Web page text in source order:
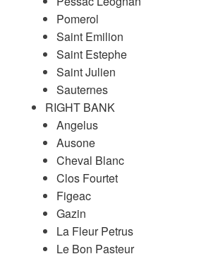
Pomerol
Saint Emilion
Saint Estephe
Saint Julien
Sauternes
RIGHT BANK
Angelus
Ausone
Cheval Blanc
Clos Fourtet
Figeac
Gazin
La Fleur Petrus
Le Bon Pasteur